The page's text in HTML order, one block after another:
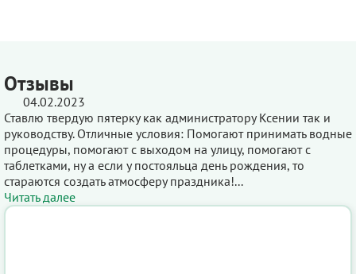
Отзывы
04.02.2023
Ставлю твердую пятерку как администратору Ксении так и
руководству. Отличные условия: Помогают принимать водные
процедуры, помогают с выходом на улицу, помогают с
таблетками, ну а если у постояльца день рождения, то
стараются создать атмосферу праздника!...
Читать далее